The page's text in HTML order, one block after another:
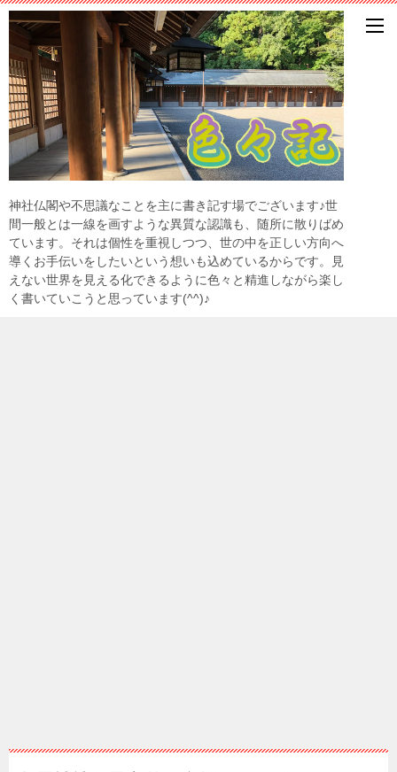
神社仏閣や不思議なことを主に書き記す場でございます♪世
間一般とは一線を画すような異質な認識も、随所に散りばめ
ています。それは個性を重視しつつ、世の中を正しい方向へ
導くお手伝いをしたいという想いも込めているからです。見
えない世界を見える化できるように色々と精進しながら楽し
く書いていこうと思っています(^^)♪